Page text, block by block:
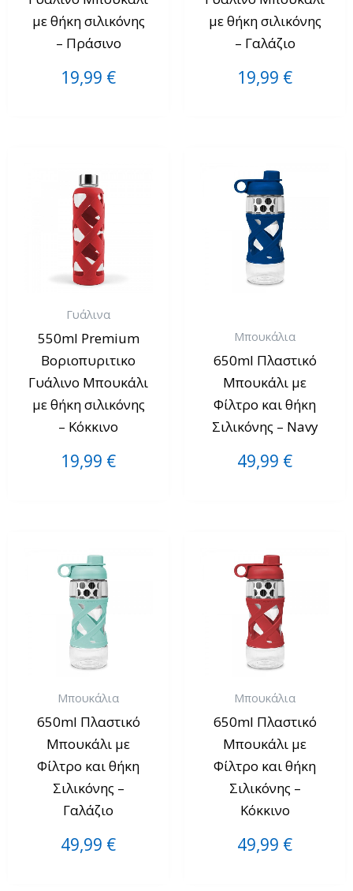
με θήκη σιλικόνης
– Πράσινο
19,99 €
με θήκη σιλικόνης
– Γαλάζιο
19,99 €
Γυάλινα
550ml Premium
Βοριοπυριτικο
Γυάλινο Μπουκάλι
με θήκη σιλικόνης
– Κόκκινο
19,99 €
Μπουκάλια
650ml Πλαστικό
Μπουκάλι με
Φίλτρο και θήκη
Σιλικόνης – Navy
49,99 €
Μπουκάλια
650ml Πλαστικό
Μπουκάλι με
Φίλτρο και θήκη
Σιλικόνης –
Γαλάζιο
49,99 €
Μπουκάλια
650ml Πλαστικό
Μπουκάλι με
Φίλτρο και θήκη
Σιλικόνης –
Κόκκινο
49,99 €